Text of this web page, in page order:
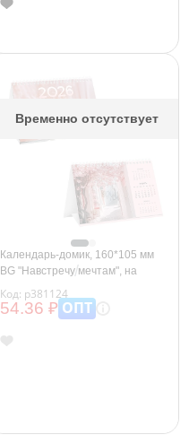
Временно отсутствует
Календарь-домик, 160*105 мм
BG "Навстречу мечтам", на
Код: р381124
54.36 ₽ ОПТ